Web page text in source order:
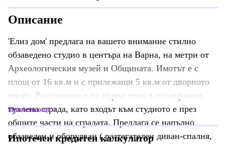
Описание
'Елиз дом' предлага на вашето внимание стилно
обзаведено студио в центъра на Варна, на метри от
Археологическия музей и Общината. Имотът е с
площ от 16 кв.м и с прилежащи 5 кв.м от дворното
място. Разположен е на първи етаж в поддържана
тухлена сграда, като входът към студиото е през
общите части на сградата. Предлага се напълно
обзаведен и оборудван ( разтегателен диван-спалня,
Прочети още
Ипотечен кредитен калкулатор